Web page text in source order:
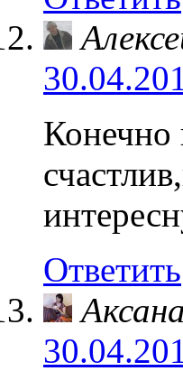
Конечно
Ответить
Аксана